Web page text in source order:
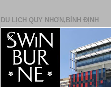
DU LỊCH QUY NHƠN,BÌNH ĐỊNH